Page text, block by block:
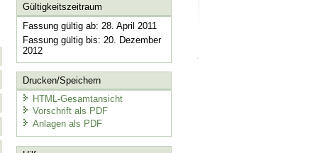
Gültigkeitszeitraum
Fassung gültig ab: 28. April 2011
Fassung gültig bis: 20. Dezember
2012
Drucken/Speichern
HTML-Gesamtansicht
Vorschrift als PDF
Anlagen als PDF